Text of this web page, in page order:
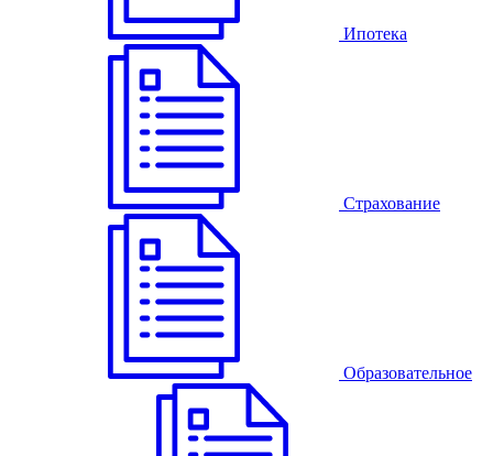
Ипотека
Страхование
Образовательное